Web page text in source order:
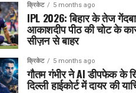
क्रिकेट 5 months ago
IPL 2026: बिहार के तेज
आकाशदीप पीठ की चोट के
सीज़न से बाहर
क्रिकेट 5 months ago
गौतम गंभीर ने AI डीपफेक के
दिल्ली हाईकोर्ट में दायर की